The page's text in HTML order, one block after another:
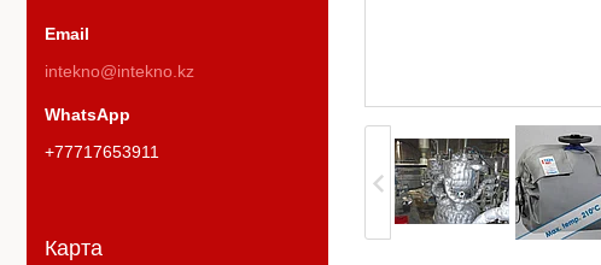
intekno@intekno.kz
+77717653911
Карта